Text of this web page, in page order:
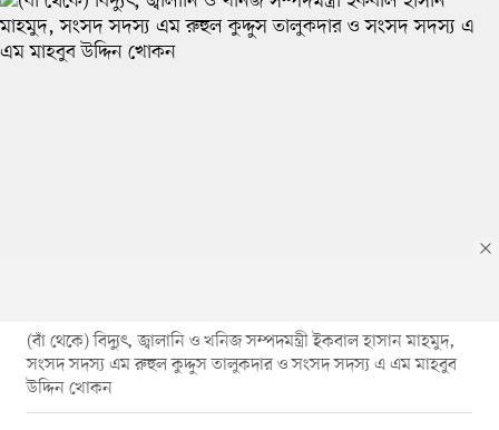
(বাঁ থেকে) বিদ্যুৎ, জ্বালানি ও খনিজ সম্পদমন্ত্রী ইকবাল হাসান মাহমুদ,
সংসদ সদস্য এম রুহুল কুদ্দুস তালুকদার ও সংসদ সদস্য এ এম মাহবুব
উদ্দিন খোকন